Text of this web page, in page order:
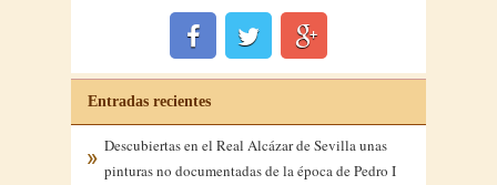
Entradas recientes
Descubiertas en el Real Alcázar de Sevilla unas
pinturas no documentadas de la época de Pedro I